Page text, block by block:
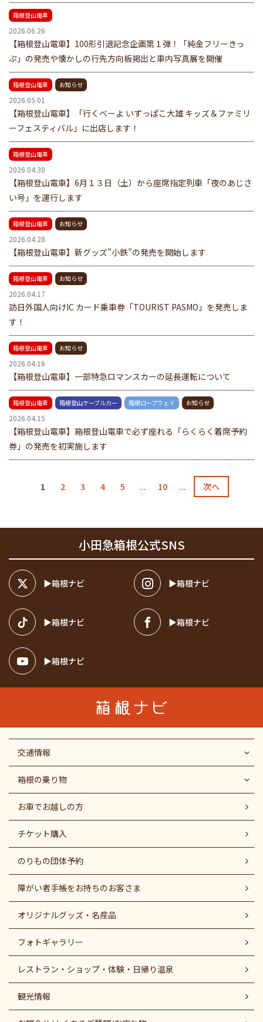
箱根登山電車
2026.06.26
【箱根登山電車】100形引退記念企画第１弾！「純金フリーきっ
ぷ」の発売や懐かしの行先方向板掲出と車内写真展を開催
箱根登山電車 お知らせ
2026.05.01
【箱根登山電車】「行くべーよ いずっぱこ大雄 キッズ＆ファミリ
ーフェスティバル」に出店します！
箱根登山電車
2026.04.30
【箱根登山電車】6月１３日（土）から座席指定列車「夜のあじさ
い号」を運行します
箱根登山電車 お知らせ
2026.04.28
【箱根登山電車】新グッズ”小鉄”の発売を開始します
箱根登山電車 お知らせ
2026.04.17
訪日外国人向けIC カード乗車券「TOURIST PASMO」を発売しま
す！
箱根登山電車 お知らせ
2026.04.16
【箱根登山電車】一部特急ロマンスカーの延長運転について
箱根登山電車 箱根登山ケーブルカー 箱根ロープウェイ お知らせ
2026.04.15
【箱根登山電車】箱根登山電車で必ず座れる「らくらく着席予約
券」の発売を初実施します
1 2 3 4 5 ... 10 ... 次へ
小田急箱根公式SNS
箱根ナビ 箱根ナビ
箱根ナビ 箱根ナビ
箱根ナビ
交通情報
箱根の乗り物
お車でお越しの方
チケット購入
のりもの団体予約
障がい者⼿帳をお持ちのお客さま
オリジナルグッズ・名産品
フォトギャラリー
レストラン・ショップ・体験・日帰り温泉
観光情報